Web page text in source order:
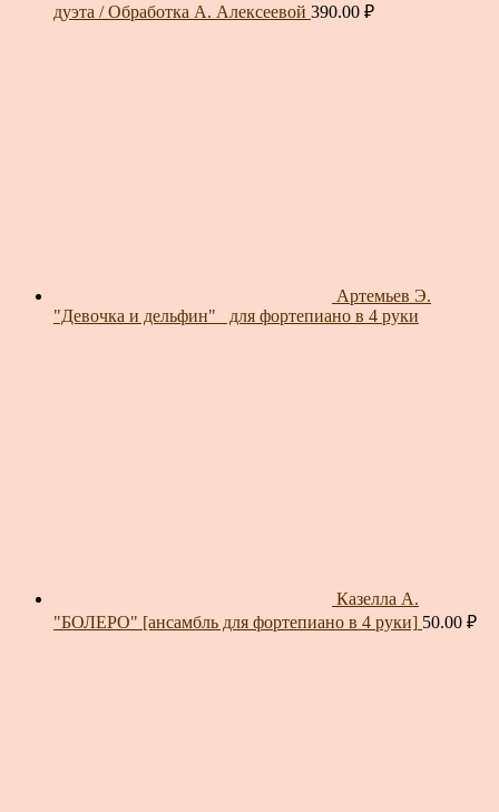
дуэта / Обработка А. Алексеевой 390.00 ₽
Артемьев Э.
"Девочка и дельфин"_ для фортепиано в 4 руки
Казелла А.
"БОЛЕРО" [ансамбль для фортепиано в 4 руки] 50.00 ₽